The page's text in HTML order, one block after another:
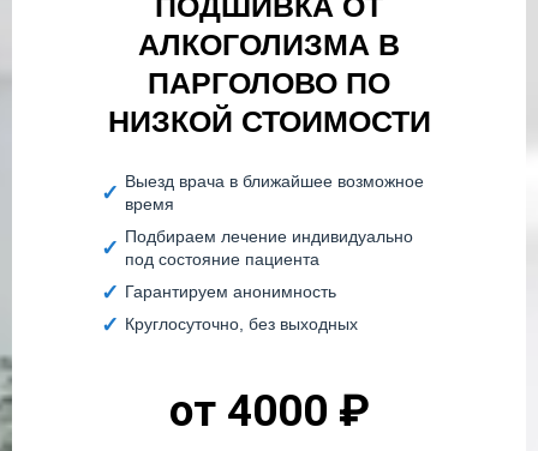
АЛКОГОЛИЗМА В
ПАРГОЛОВО ПО
НИЗКОЙ СТОИМОСТИ
Выезд врача в ближайшее возможное
время
Подбираем лечение индивидуально
под состояние пациента
Гарантируем анонимность
Круглосуточно, без выходных
от 4000 ₽